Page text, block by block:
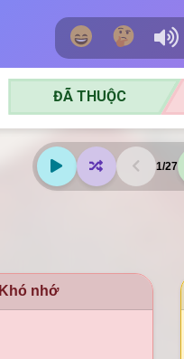
ĐÃ THUỘC
ĐÃ THUỘC
1/27
Khó nhớ